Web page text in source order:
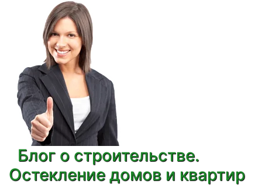
Блог о строительстве.
Остекление домов и квартир